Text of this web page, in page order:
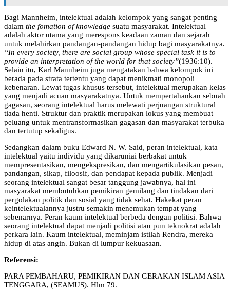
Bagi Mannheim, intelektual adalah kelompok yang sangat penting
dalam the fomation of knowledge suatu masyarakat. Intelektual
adalah aktor utama yang merespons keadaan zaman dan sejarah
untuk melahirkan pandangan-pandangan hidup bagi masyarakatnya.
“In every society, there are social group whose special task it is to
provide an interpretation of the world for that society”(1936:10).
Selain itu, Karl Mannheim juga mengatakan bahwa kelompok ini
berada pada strata tertentu yang dapat menikmati monopoli
kebenaran. Lewat tugas khusus tersebut, intelektual merupakan kelas
yang menjadi acuan masyarakatnya. Untuk mempertahankan sebuah
gagasan, seorang intelektual harus melewati perjuangan struktural
tiada henti. Struktur dan praktik merupakan lokus yang membuat
peluang untuk mentransformasikan gagasan dan masyarakat terbuka
dan tertutup sekaligus.
Sedangkan dalam buku Edward N. W. Said, peran intelektual, kata
intelektual yaitu individu yang dikaruniai berbakat untuk
mempresentasikan, mengekspresikan, dan mengartikulasikan pesan,
pandangan, sikap, filoosif, dan pendapat kepada publik. Menjadi
seorang intelektual sangat besar tanggung jawabnya, hal ini
masyarakat membutuhkan pemikiran gemilang dan tindakan dari
pergolakan politik dan sosial yang tidak sehat. Hakekat peran
keintelektualannya justru semakin menemukan tempat yang
sebenarnya. Peran kaum intelektual berbeda dengan politisi. Bahwa
seorang intelektual dapat menjadi politisi atau pun teknokrat adalah
perkara lain. Kaum intelektual, meminjam istilah Rendra, mereka
hidup di atas angin. Bukan di lumpur kekuasaan.
Referensi:
PARA PEMBAHARU, PEMIKIRAN DAN GERAKAN ISLAM ASIA
TENGGARA, (SEAMUS). Hlm 79.